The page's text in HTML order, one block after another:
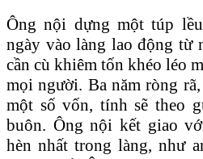
Ông nội dựng một túp
ngày vào làng lao động từ
cần cù khiêm tốn khéo léo
mọi người. Ba năm ròng
một số vốn, tính sẽ theo
buôn. Ông nội kết giao
hèn nhất trong làng, như